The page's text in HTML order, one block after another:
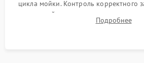
цикла мойки. Контроль корректного
до нужной температуры, отсутствия
штатного слива и абсолютной
Подробнее